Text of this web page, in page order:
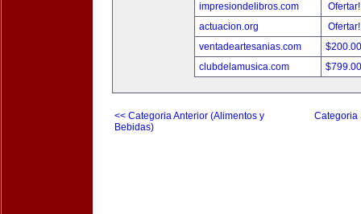
impresiondelibros.com
actuacion.org
ventadeartesanias.com
clubdelamusica.com
<< Categoria Anterior (Alimentos y
Bebidas)
Categoria